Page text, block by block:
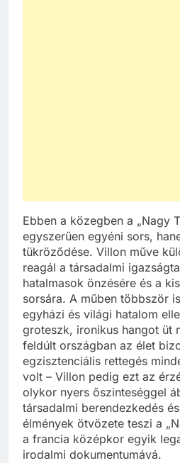
Ebben a közegben a „Nagy
egyszerűen egyéni sors,
tükröződése. Villon műve
reagál a társadalmi
hatalmasok önzésére és a
sorsára. A műben többször
egyházi és világi hatalom
groteszk, ironikus hangot üt
feldúlt országban az élet
egzisztenciális rettegés
volt – Villon pedig ezt az
olykor nyers őszinteséggel
társadalmi berendezkedés
élmények ötvözete teszi a
a francia középkor egyik
irodalmi dokumentumává.